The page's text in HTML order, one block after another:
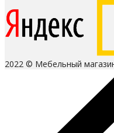
2022 © Мебельный